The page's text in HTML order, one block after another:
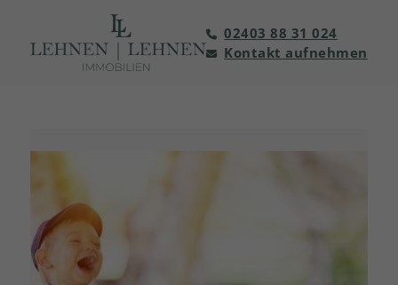
02403 88 31 024
Kontakt aufnehmen